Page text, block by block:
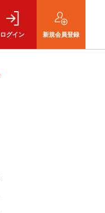
ログイン 新規会員登録